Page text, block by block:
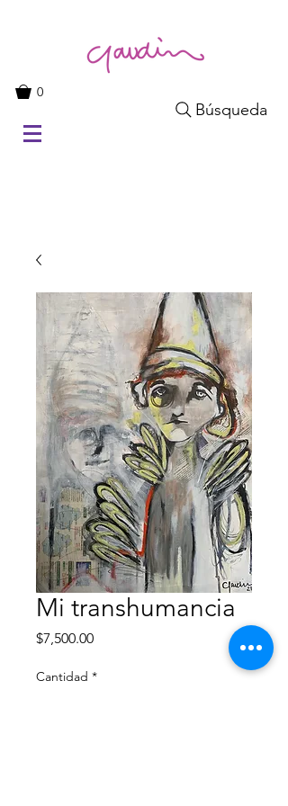
0
Búsqueda
Mi transhumancia
$7,500.00Precio
Cantidad *